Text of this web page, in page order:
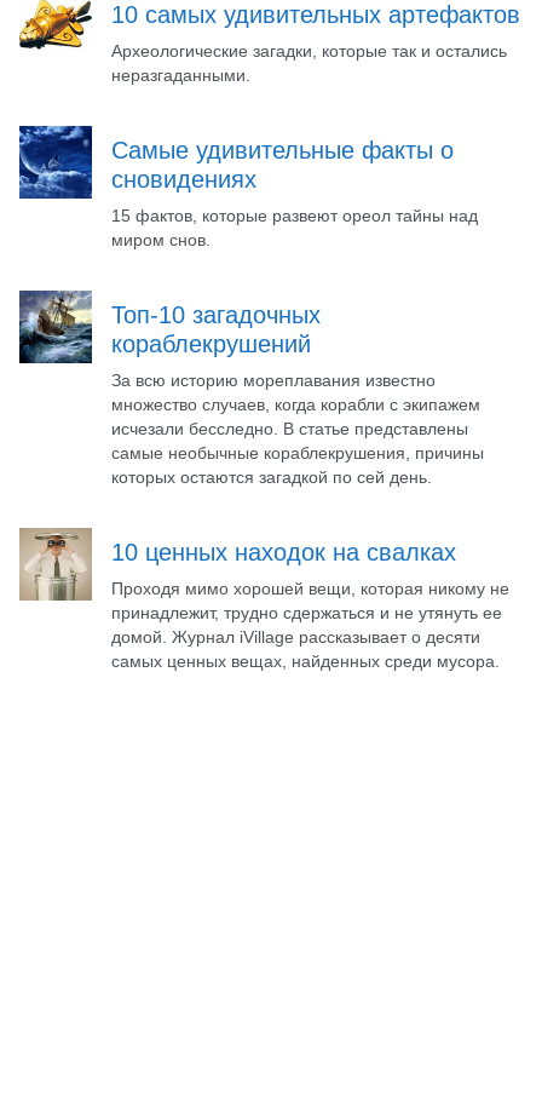
10 самых удивительных артефактов
Археологические загадки, которые так и остались
неразгаданными.
Самые удивительные факты о
сновидениях
15 фактов, которые развеют ореол тайны над
миром снов.
Топ-10 загадочных
кораблекрушений
За всю историю мореплавания известно
множество случаев, когда корабли с экипажем
исчезали бесследно. В статье представлены
самые необычные кораблекрушения, причины
которых остаются загадкой по сей день.
10 ценных находок на свалках
Проходя мимо хорошей вещи, которая никому не
принадлежит, трудно сдержаться и не утянуть ее
домой. Журнал iVillage рассказывает о десяти
самых ценных вещах, найденных среди мусора.